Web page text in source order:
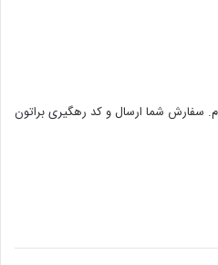
سفارش شما ارسال و کد رهگیری براتون